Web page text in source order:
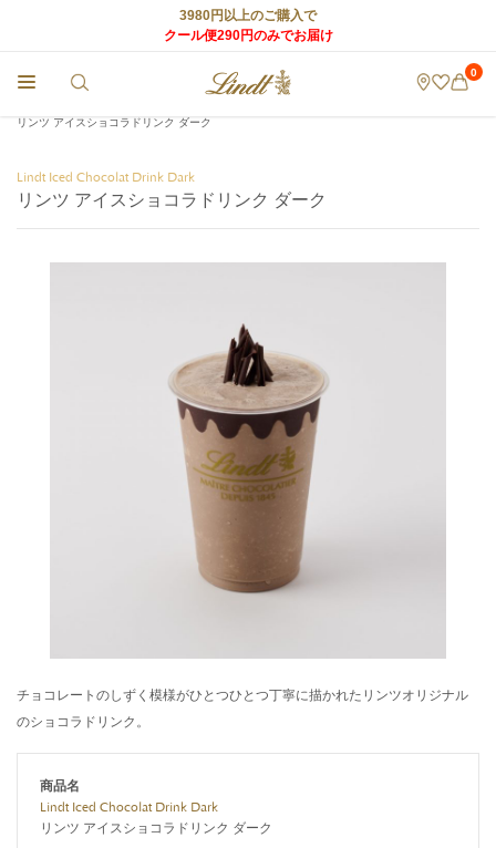
3980円以上のご購入で
クール便290円のみでお届け
0
リンツ アイスショコラドリンク ダーク
Lindt Iced Chocolat Drink Dark
リンツ アイスショコラドリンク ダーク
チョコレートのしずく模様がひとつひとつ丁寧に描かれたリンツオリジナル
のショコラドリンク。
商品名
Lindt Iced Chocolat Drink Dark
リンツ アイスショコラドリンク ダーク